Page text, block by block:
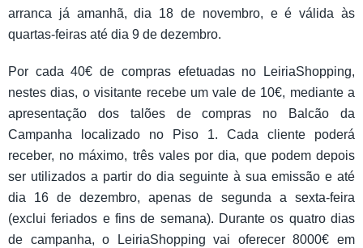
arranca já amanhã, dia 18 de novembro, e é válida às
quartas-feiras até dia 9 de dezembro.
Por cada 40€ de compras efetuadas no LeiriaShopping,
nestes dias, o visitante recebe um vale de 10€, mediante a
apresentação dos talões de compras no Balcão da
Campanha localizado no Piso 1. Cada cliente poderá
receber, no máximo, três vales por dia, que podem depois
ser utilizados a partir do dia seguinte à sua emissão e até
dia 16 de dezembro, apenas de segunda a sexta-feira
(exclui feriados e fins de semana). Durante os quatro dias
de campanha, o LeiriaShopping vai oferecer 8000€ em